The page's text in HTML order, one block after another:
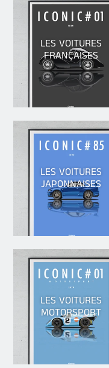
LES VOITURES
FRANÇAISES
LES VOITURES
JAPONNAISES
LES VOITURES
MOTORSPORT